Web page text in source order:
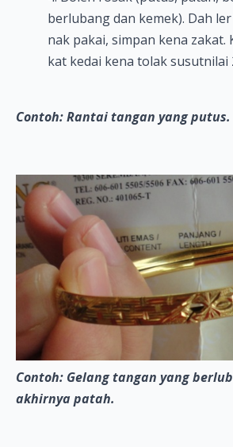
berlubang dan kemek). Dah
nak pakai, simpan kena zakat.
kat kedai kena tolak susutnilai
Contoh: Rantai tangan yang putus.
Contoh: Gelang tangan yang
akhirnya patah.